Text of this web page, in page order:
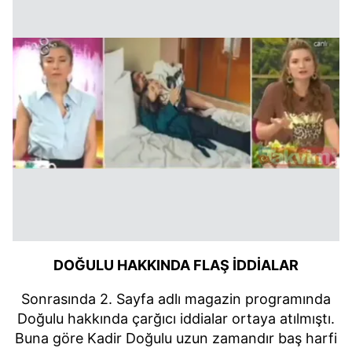
DOĞULU HAKKINDA FLAŞ İDDİALAR
Sonrasında 2. Sayfa adlı magazin programında
Doğulu hakkında çarğıcı iddialar ortaya atılmıştı.
Buna göre Kadir Doğulu uzun zamandır baş harfi